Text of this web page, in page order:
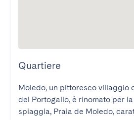
Quartiere
Moledo, un pittoresco villaggio
del Portogallo, è rinomato per
spiaggia, Praia de Moledo,